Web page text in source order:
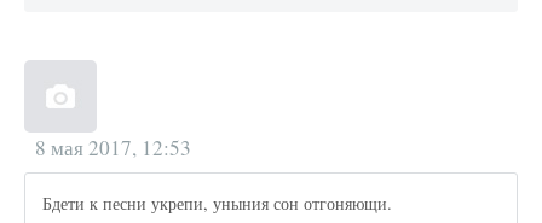
8 мая 2017, 12:53
Бдети к песни укрепи, уныния сон отгоняющи.